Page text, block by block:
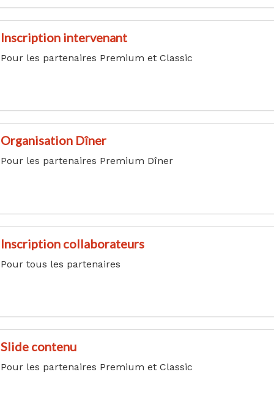
Inscription intervenant
Pour les partenaires Premium et Classic
Organisation Dîner
Pour les partenaires Premium Dîner
Inscription collaborateurs
Pour tous les partenaires
Slide contenu
Pour les partenaires Premium et Classic